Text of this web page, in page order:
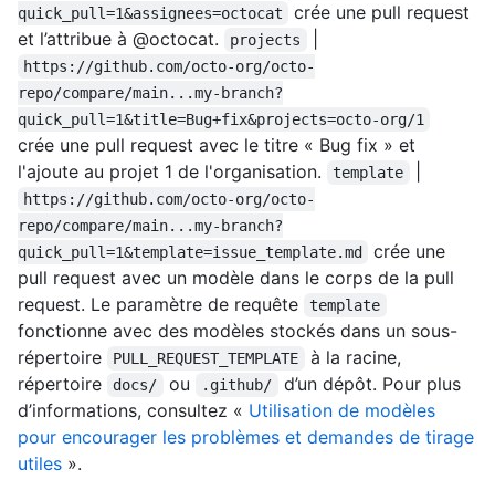
quick_pull=1&assignees=octocat
crée une pull request
et l’attribue à @octocat.
projects
https://github.com/octo-org/octo-
repo/compare/main...my-branch?
quick_pull=1&title=Bug+fix&projects=octo-org/1
crée une pull request avec le titre « Bug fix » et
l'ajoute au projet 1 de l'organisation.
template
https://github.com/octo-org/octo-
repo/compare/main...my-branch?
quick_pull=1&template=issue_template.md
crée une
pull request avec un modèle dans le corps de la pull
request. Le paramètre de requête
template
fonctionne avec des modèles stockés dans un sous-
répertoire
PULL_REQUEST_TEMPLATE
à la racine,
répertoire
docs/ ou .github/
d’un dépôt. Pour plus
d’informations, consultez « Utilisation de modèles
pour encourager les problèmes et demandes de tirage
utiles ».